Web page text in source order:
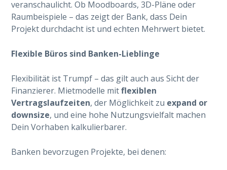
veranschaulicht. Ob Moodboards, 3D-Pläne oder
Raumbeispiele – das zeigt der Bank, dass Dein
Projekt durchdacht ist und echten Mehrwert bietet.
Flexible Büros sind Banken-Lieblinge
Flexibilität ist Trumpf – das gilt auch aus Sicht der
Finanzierer. Mietmodelle mitflexiblen
Vertragslaufzeiten, der Möglichkeit zu expand or
downsize, und eine hohe Nutzungsvielfalt machen
Dein Vorhaben kalkulierbarer.
Banken bevorzugen Projekte, bei denen: